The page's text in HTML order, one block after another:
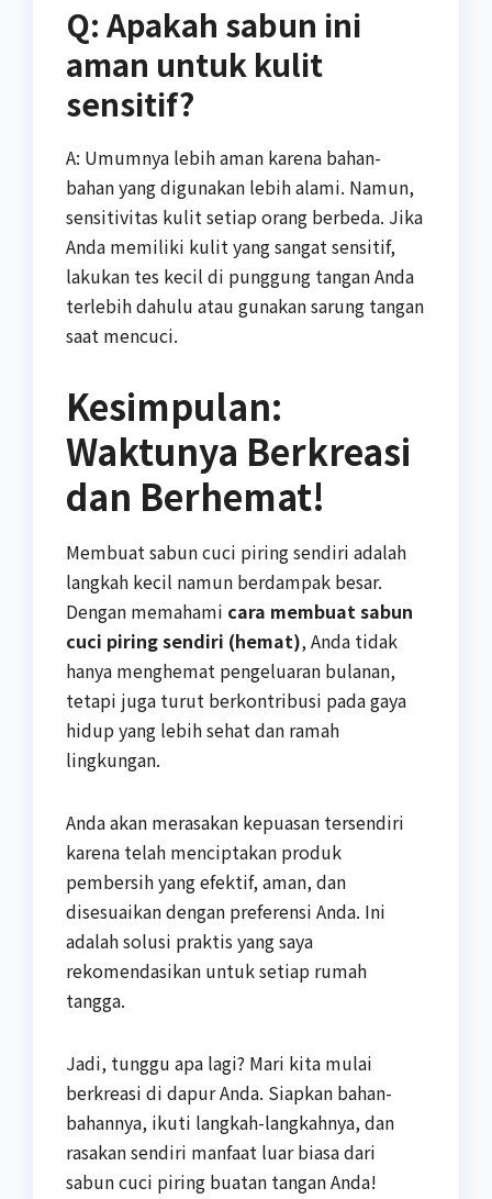
Q: Apakah sabun ini
aman untuk kulit
sensitif?
A: Umumnya lebih aman karena bahan-
bahan yang digunakan lebih alami. Namun,
sensitivitas kulit setiap orang berbeda. Jika
Anda memiliki kulit yang sangat sensitif,
lakukan tes kecil di punggung tangan Anda
terlebih dahulu atau gunakan sarung tangan
saat mencuci.
Kesimpulan:
Waktunya Berkreasi
dan Berhemat!
Membuat sabun cuci piring sendiri adalah
langkah kecil namun berdampak besar.
Dengan memahami cara membuat sabun
cuci piring sendiri (hemat), Anda tidak
hanya menghemat pengeluaran bulanan,
tetapi juga turut berkontribusi pada gaya
hidup yang lebih sehat dan ramah
lingkungan.
Anda akan merasakan kepuasan tersendiri
karena telah menciptakan produk
pembersih yang efektif, aman, dan
disesuaikan dengan preferensi Anda. Ini
adalah solusi praktis yang saya
rekomendasikan untuk setiap rumah
tangga.
Jadi, tunggu apa lagi? Mari kita mulai
berkreasi di dapur Anda. Siapkan bahan-
bahannya, ikuti langkah-langkahnya, dan
rasakan sendiri manfaat luar biasa dari
sabun cuci piring buatan tangan Anda!